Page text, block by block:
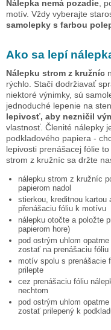
Nálepka nemá pozadie ,
motív. Vždy vyberajte
samolepky s farbou
Ako sa lepí
Nálepku strom z kružníc
rýchlo. Stačí dodržiavať
niektoré výnimky, sú
jednoduché lepenie na
lepivosť, aby nezničil
vlastnosť. Členité nálepky
podkladového papiera -
lepivosti prenášacej fólie
strom z kružníc sa držte
nálepku strom z kružníc
papierom nadol
stierkou, kreditnou kartou
přenášaciu fóliu k motívu
nálepku otočte a položte
papierom hore)
pod ostrým uhlom
zostať na prenášaciu fóliu
motív spolu s prenášacie
prilepte
cez prenášaciu fóliu
nechtom
pod ostrým uhlom
zostať prilepený k